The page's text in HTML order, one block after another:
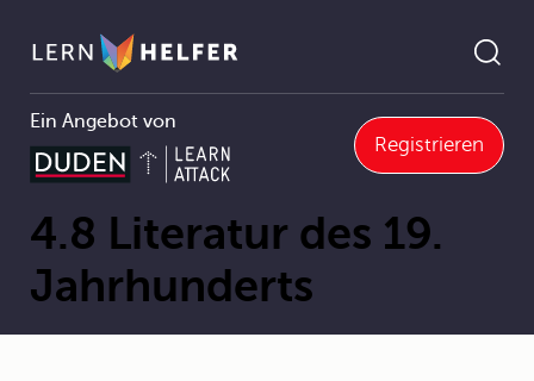
Ein Angebot von
Registrieren
Pfadnavigation
Deutsch Abitur 4.8 Literatur des 19. Jahrhunderts
4.8 Literatur des 19.
Jahrhunderts